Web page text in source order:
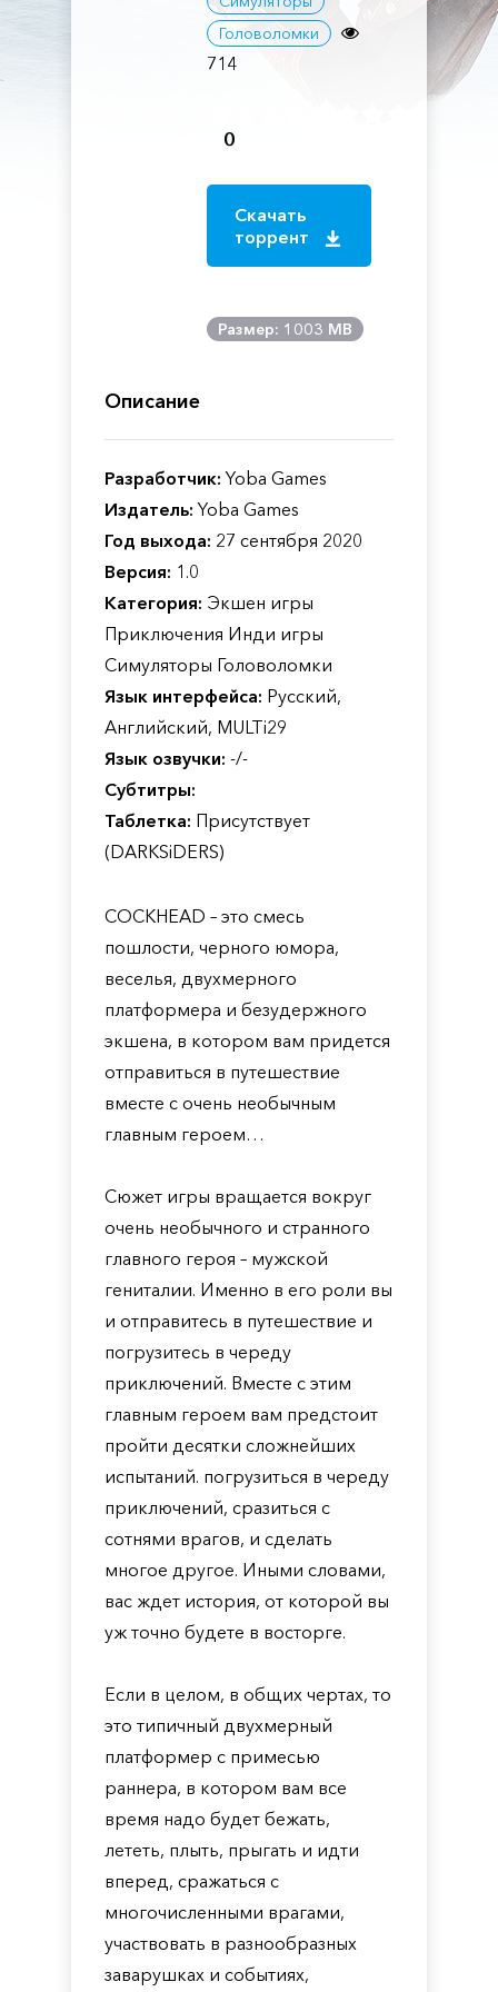
Головоломки
714
0
Скачать
торрент
Размер: 1003 MB
Описание
Разработчик: Yoba Games
Издатель: Yoba Games
Год выхода: 27 сентября 2020
Версия: 1.0
Категория: Экшен игры
Приключения Инди игры
Симуляторы Головоломки
Язык интерфейса: Русский,
Английский, MULTi29
Язык озвучки: -/-
Субтитры:
Таблетка: Присутствует
(DARKSiDERS)
COCKHEAD – это смесь
пошлости, черного юмора,
веселья, двухмерного
платформера и безудержного
экшена, в котором вам придется
отправиться в путешествие
вместе с очень необычным
главным героем…
Сюжет игры вращается вокруг
очень необычного и странного
главного героя – мужской
гениталии. Именно в его роли вы
и отправитесь в путешествие и
погрузитесь в череду
приключений. Вместе с этим
главным героем вам предстоит
пройти десятки сложнейших
испытаний. погрузиться в череду
приключений, сразиться с
сотнями врагов, и сделать
многое другое. Иными словами,
вас ждет история, от которой вы
уж точно будете в восторге.
Если в целом, в общих чертах, то
это типичный двухмерный
платформер с примесью
раннера, в котором вам все
время надо будет бежать,
лететь, плыть, прыгать и идти
вперед, сражаться с
многочисленными врагами,
участвовать в разнообразных
заварушках и событиях,